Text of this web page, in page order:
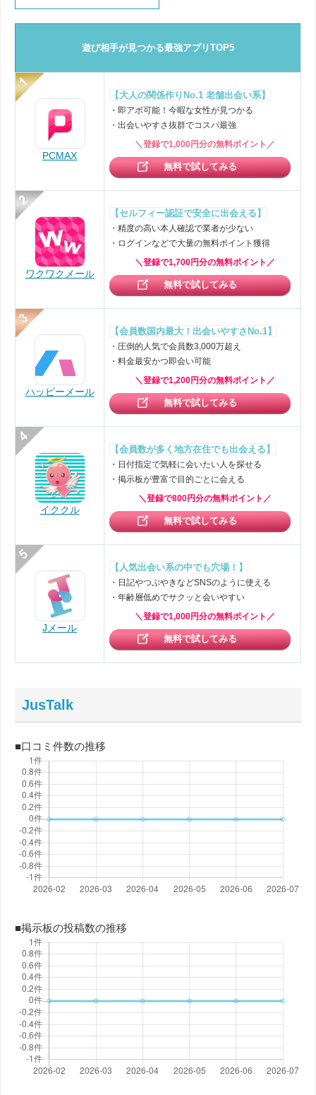
遊び相手が見つかる最強アプリTOP5
PCMAX
【大人の関係作りNo.1 老舗出会い系】
・即アポ可能！今暇な女性が見つかる
・出会いやすさ抜群でコスパ最強
＼登録で1,000円分の無料ポイント／
無料で試してみる
ワクワクメール
【セルフィー認証で安全に出会える】
・精度の高い本人確認で業者が少ない
・ログインなどで大量の無料ポイント獲得
＼登録で1,700円分の無料ポイント／
無料で試してみる
ハッピーメール
【会員数国内最大！出会いやすさNo.1】
・圧倒的人気で会員数3,000万超え
・料金最安かつ即会い可能
＼登録で1,200円分の無料ポイント／
無料で試してみる
イククル
【会員数が多く地方在住でも出会える】
・日付指定で気軽に会いたい人を探せる
・掲示板が豊富で目的ごとに会える
＼登録で800円分の無料ポイント／
無料で試してみる
Jメール
【人気出会い系の中でも穴場！】
・日記やつぶやきなどSNSのように使える
・年齢層低めでサクッと会いやすい
＼登録で1,000円分の無料ポイント／
無料で試してみる
JusTalk
■口コミ件数の推移
■掲示板の投稿数の推移